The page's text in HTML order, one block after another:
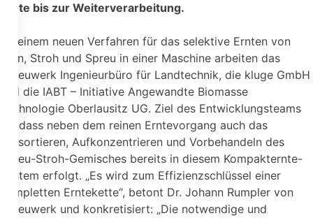
Ernte bis zur Weiterverarbeitung.
An einem neuen Verfahren für das selektive Ernten von
Korn, Stroh und Spreu in einer Maschine arbeiten das
Spreuwerk Ingenieurbüro für Landtechnik, die kluge GmbH
und die IABT – Initiative Angewandte Biomasse
Technologie Oberlausitz UG. Ziel des Entwicklungsteams
ist, dass neben dem reinen Erntevorgang auch das
Vorsortieren, Aufkonzentrieren und Vorbehandeln des
Spreu-Stroh-Gemisches bereits in diesem Kompakternte-
System erfolgt. „Es wird zum Effizienzschlüssel einer
kompletten Erntekette“, betont Dr. Johann Rumpler von
Spreuwerk und konkretisiert: „Die notwendige und